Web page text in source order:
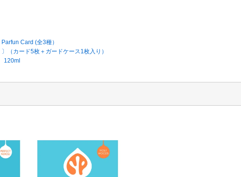
Card (全3種）
（カード5枚＋ガードケース1枚入り）
120ml